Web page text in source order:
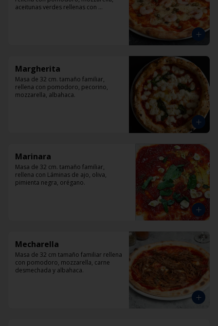
aceitunas verdes rellenas con
Margherita
Masa de 32 cm. tamaño familiar,
rellena con pomodoro, pecorino,
mozzarella, albahaca.
Marinara
Masa de 32 cm. tamaño familiar,
rellena con Láminas de ajo, oliva,
pimienta negra, orégano.
Mecharella
Masa de 32 cm tamaño familiar rellena
con pomodoro, mozzarella, carne
desmechada y albahaca.